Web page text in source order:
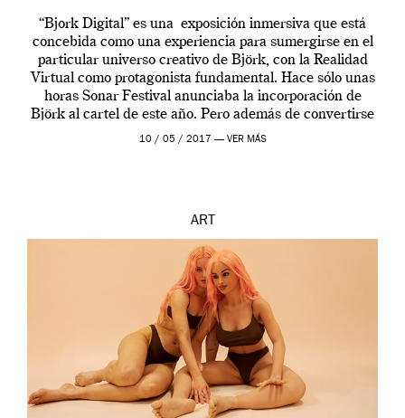
“Bjork Digital” es una exposición inmersiva que está
concebida como una experiencia para sumergirse en el
particular universo creativo de Björk, con la Realidad
Virtual como protagonista fundamental. Hace sólo unas
horas Sonar Festival anunciaba la incorporación de
Björk al cartel de este año. Pero además de convertirse
en una de las actuaciones más relevantes […]
10 / 05 / 2017 — VER MÁS
ART